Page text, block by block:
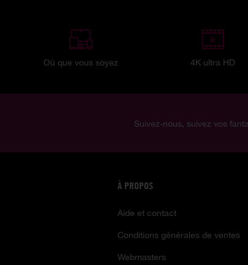
Où que vous soyez 4K ultra HD
Suivez-nous, suivez vos
À PROPOS
Aide et contact
Conditions générales de ventes
Webmasters